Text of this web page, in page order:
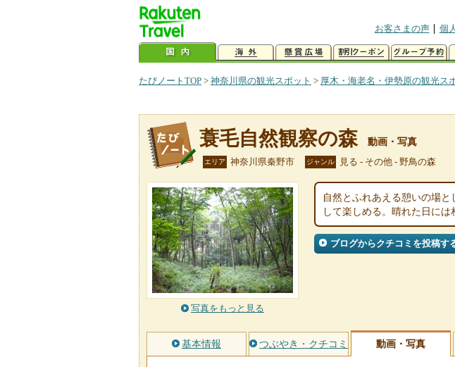
お客さまの声
個
たびノートTOP > 神奈川県の観光スポット > 厚木・海老名・伊勢原の観光ス
蓑毛自然観察の森 動画・写真
エリア 神奈川県秦野市 ジャンル 見る - その他 - 野鳥の森
写真をもっと見る
自然とふれあえる憩いの場
して楽しめる。晴れた日には
ブログからクチコミを投稿す
基本情報 つぶやき・クチコミ 動画・写真